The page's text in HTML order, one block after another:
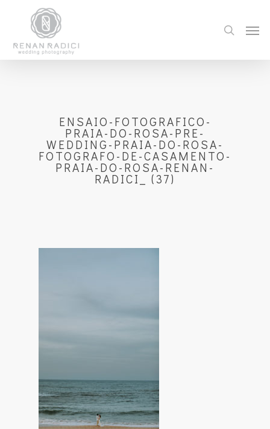
ENSAIO-FOTOGRAFICO-
PRAIA-DO-ROSA-PRE-
WEDDING-PRAIA-DO-ROSA-
FOTOGRAFO-DE-CASAMENTO-
PRAIA-DO-ROSA-RENAN-
RADICI_ (37)